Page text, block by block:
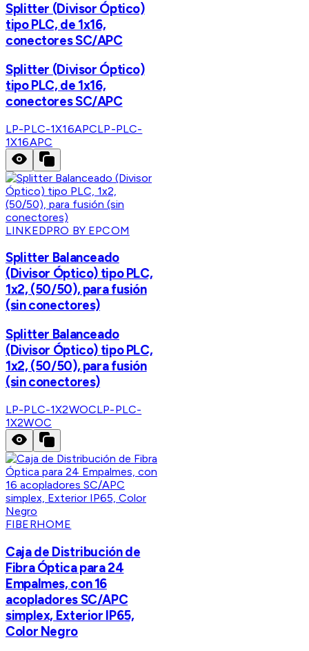
Splitter (Divisor Óptico)
tipo PLC, de 1x16,
conectores SC/APC
Splitter (Divisor Óptico)
tipo PLC, de 1x16,
conectores SC/APC
LP-PLC-1X16APCLP-PLC-
1X16APC
LINKEDPRO BY EPCOM
Splitter Balanceado
(Divisor Óptico) tipo PLC,
1x2, (50/50), para fusión
(sin conectores)
Splitter Balanceado
(Divisor Óptico) tipo PLC,
1x2, (50/50), para fusión
(sin conectores)
LP-PLC-1X2WOCLP-PLC-
1X2WOC
FIBERHOME
Caja de Distribución de
Fibra Óptica para 24
Empalmes, con 16
acopladores SC/APC
simplex, Exterior IP65,
Color Negro